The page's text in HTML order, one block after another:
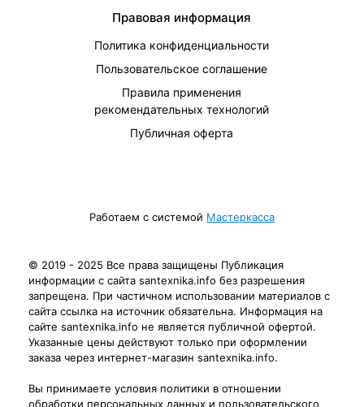
Правовая информация
Политика конфиденциальности
Пользовательское соглашение
Правила применения
рекомендательных технологий
Публичная оферта
Работаем с системой Мастеркасса
© 2019 - 2025 Все права защищены Публикация
информации с сайта santexnika.info без разрешения
запрещена. При частичном использовании материалов с
сайта ссылка на источник обязательна. Информация на
сайте santexnika.info не является публичной офертой.
Указанные цены действуют только при оформлении
заказа через интернет-магазин santexnika.info.
Вы принимаете условия политики в отношении
обработки персональных данных и пользовательского